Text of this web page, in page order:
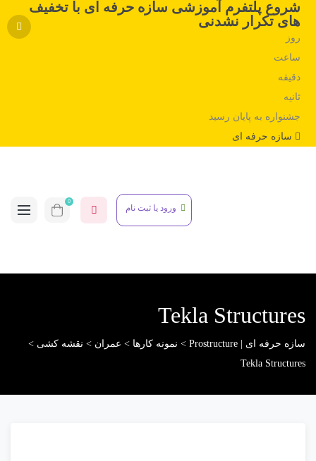
شروع پلتفرم آموزشی سازه حرفه ای با تخفیف
های تکرار نشدنی
روز
ساعت
دقیقه
ثانیه
جشنواره به پایان رسید
سازه حرفه ای
ورود یا ثبت نام
0
Tekla Structures
سازه حرفه ای | Prostructure > نمونه کارها > عمران > نقشه کشی >
Tekla Structures